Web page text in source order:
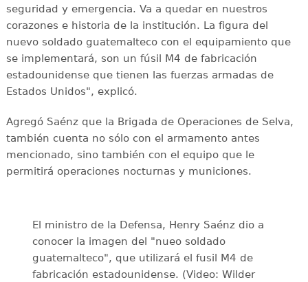
seguridad y emergencia. Va a quedar en nuestros
corazones e historia de la institución. La figura del
nuevo soldado guatemalteco con el equipamiento que
se implementará, son un fúsil M4 de fabricación
estadounidense que tienen las fuerzas armadas de
Estados Unidos", explicó.
Agregó Saénz que la Brigada de Operaciones de Selva,
también cuenta no sólo con el armamento antes
mencionado, sino también con el equipo que le
permitirá operaciones nocturnas y municiones.
El ministro de la Defensa, Henry Saénz dio a
conocer la imagen del "nueo soldado
guatemalteco", que utilizará el fusil M4 de
fabricación estadounidense. (Video: Wilder